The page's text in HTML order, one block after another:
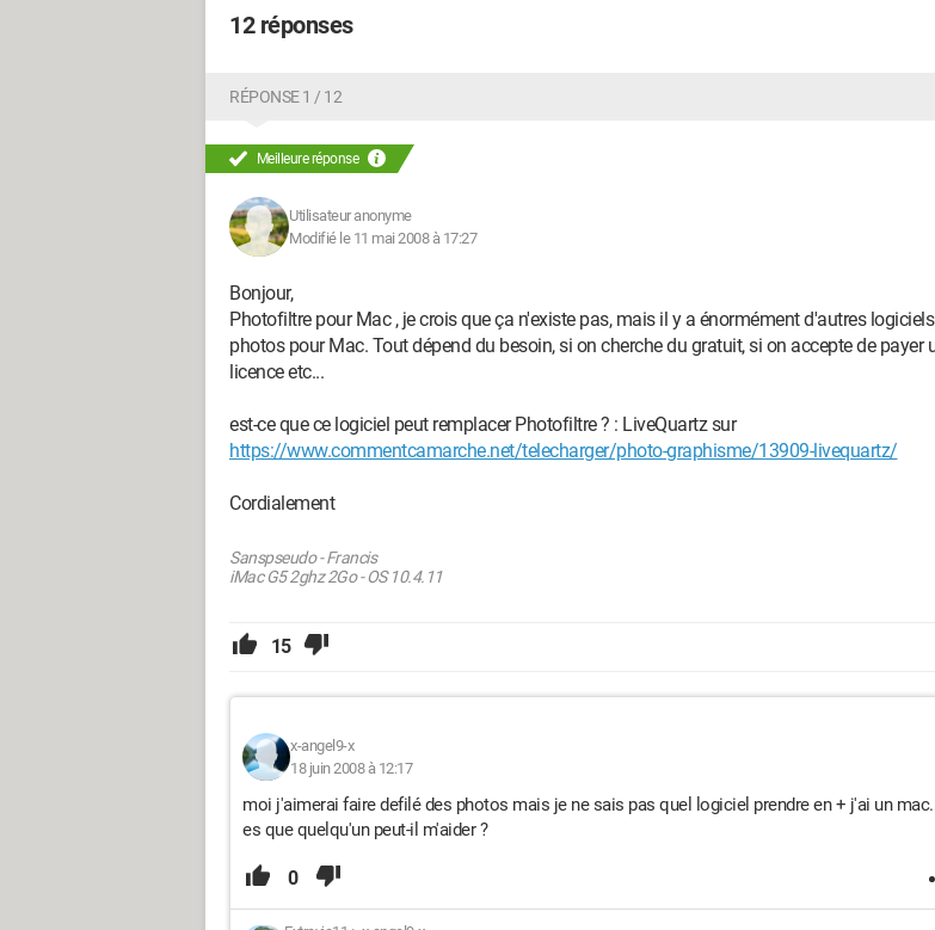
12 réponses
RÉPONSE 1 / 12
Meilleure réponse
Utilisateur anonyme
Modifié le 11 mai 2008 à 17:27
Bonjour,
Photofiltre pour Mac , je crois que ça n'existe pas, mais il y a énormément d'autres logiciels
photos pour Mac. Tout dépend du besoin, si on cherche du gratuit, si on accepte de payer
licence etc...
est-ce que ce logiciel peut remplacer Photofiltre ? : LiveQuartz sur
https://www.commentcamarche.net/telecharger/photo-graphisme/13909-livequartz/
Cordialement
Sanspseudo - Francis
iMac G5 2ghz 2Go - OS 10.4.11
15
x-angel9-x
18 juin 2008 à 12:17
moi j'aimerai faire defilé des photos mais je ne sais pas quel logiciel prendre en + j'ai un
es que quelqu'un peut-il m'aider ?
0